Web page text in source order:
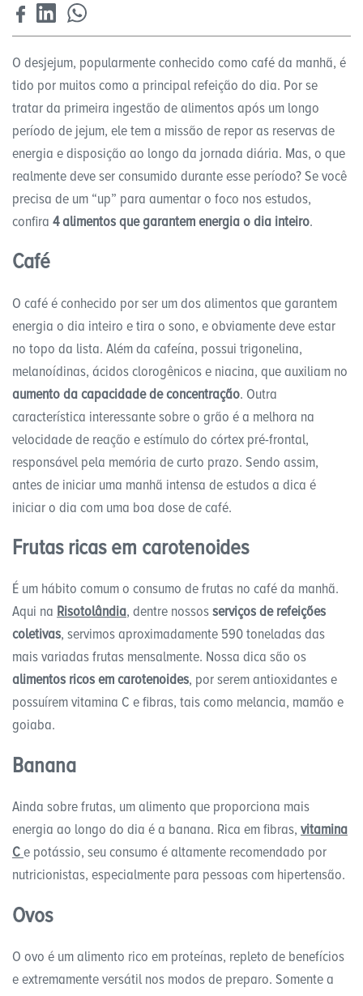
O desjejum, popularmente conhecido como café da manhã, é
tido por muitos como a principal refeição do dia. Por se
tratar da primeira ingestão de alimentos após um longo
período de jejum, ele tem a missão de repor as reservas de
energia e disposição ao longo da jornada diária. Mas, o que
realmente deve ser consumido durante esse período? Se você
precisa de um “up” para aumentar o foco nos estudos,
confira 4 alimentos que garantem energia o dia inteiro.
Café
O café é conhecido por ser um dos alimentos que garantem
energia o dia inteiro e tira o sono, e obviamente deve estar
no topo da lista. Além da cafeína, possui trigonelina,
melanoídinas, ácidos clorogênicos e niacina, que auxiliam no
aumento da capacidade de concentração. Outra
característica interessante sobre o grão é a melhora na
velocidade de reação e estímulo do córtex pré-frontal,
responsável pela memória de curto prazo. Sendo assim,
antes de iniciar uma manhã intensa de estudos a dica é
iniciar o dia com uma boa dose de café.
Frutas ricas em carotenoides
É um hábito comum o consumo de frutas no café da manhã.
Aqui na Risotolândia, dentre nossosserviços de refeições
coletivas, servimos aproximadamente 590 toneladas das
mais variadas frutas mensalmente. Nossa dica são os
alimentos ricos em carotenoides, por serem antioxidantes e
possuírem vitamina C e fibras, tais como melancia, mamão e
goiaba.
Banana
Ainda sobre frutas, um alimento que proporciona mais
energia ao longo do dia é a banana. Rica em fibras, vitamina
Ce potássio, seu consumo é altamente recomendado por
nutricionistas, especialmente para pessoas com hipertensão.
Ovos
O ovo é um alimento rico em proteínas, repleto de benefícios
e extremamente versátil nos modos de preparo. Somente a